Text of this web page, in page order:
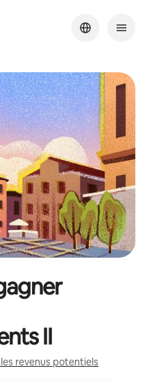
II
revenus potentiels